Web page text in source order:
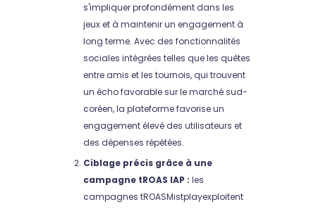
s'impliquer profondément dans les
jeux et à maintenir un engagement à
long terme. Avec des fonctionnalités
sociales intégrées telles que les quêtes
entre amis et les tournois, qui trouvent
un écho favorable sur le marché sud-
coréen, la plateforme favorise un
engagement élevé des utilisateurs et
des dépenses répétées.
Ciblage précis grâce à une
campagne tROAS IAP : les
campagnes tROASMistplayexploitent